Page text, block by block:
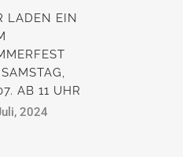
LADEN EIN
AB 11 UHR
2024